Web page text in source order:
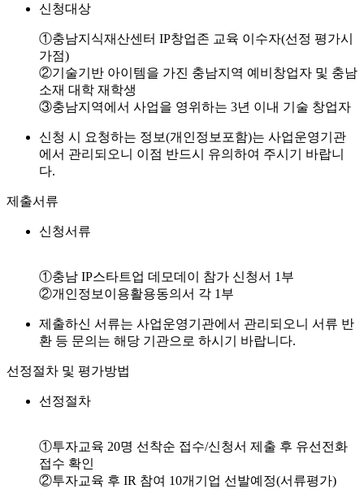
신청대상
①충남지식재산센터 IP창업존 교육 이수자(선정 평가시
가점)
②기술기반 아이템을 가진 충남지역 예비창업자 및 충남
소재 대학 재학생
③충남지역에서 사업을 영위하는 3년 이내 기술 창업자
신청 시 요청하는 정보(개인정보포함)는 사업운영기관
에서 관리되오니 이점 반드시 유의하여 주시기 바랍니
다.
제출서류
신청서류
①충남 IP스타트업 데모데이 참가 신청서 1부
②개인정보이용활용동의서 각 1부
제출하신 서류는 사업운영기관에서 관리되오니 서류 반
환 등 문의는 해당 기관으로 하시기 바랍니다.
선정절차 및 평가방법
선정절차
①투자교육 20명 선착순 접수/신청서 제출 후 유선전화
접수 확인
②투자교육 후 IR 참여 10개기업 선발예정(서류평가)